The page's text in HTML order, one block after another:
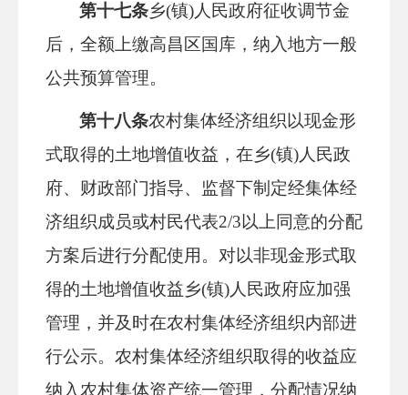
第十七条乡(镇)人民政府征收调节金
后，全额上缴高昌区国库，纳入地方一般
公共预算管理。
第十八条农村集体经济组织以现金形
式取得的土地增值收益，在乡(镇)人民政
府、财政部门指导、监督下制定经集体经
济组织成员或村民代表2/3以上同意的分配
方案后进行分配使用。对以非现金形式取
得的土地增值收益乡(镇)人民政府应加强
管理，并及时在农村集体经济组织内部进
行公示。农村集体经济组织取得的收益应
纳入农村集体资产统一管理，分配情况纳